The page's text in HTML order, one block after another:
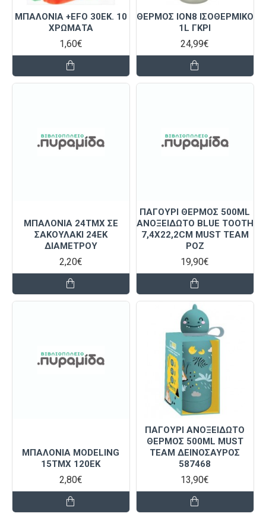
ΜΠΑΛΟΝΙΑ +EFO 30ΕΚ. 10
ΧΡΩΜΑΤΑ
1,60€
ΘΕΡΜΟΣ ΙΟΝ8 ΙΣΟΘΕΡΜΙΚΟ
1L ΓΚΡΙ
24,99€
ΜΠΑΛΟΝΙΑ 24ΤΜΧ ΣΕ
ΣΑΚΟΥΛΑΚΙ 24ΕΚ
ΔΙΑΜΕΤΡΟΥ
2,20€
ΠΑΓΟΥΡΙ ΘΕΡΜΟΣ 500ML
ΑΝΟΞΕΙΔΩΤΟ BLUE TOOTH
7,4Χ22,2CM MUST TEAM
ΡΟΖ
19,90€
ΜΠΑΛΟΝΙΑ MODELING
15ΤΜΧ 120ΕΚ
2,80€
ΠΑΓΟΥΡΙ ΑΝΟΞΕΙΔΩΤΟ
ΘΕΡΜΟΣ 500ML MUST
TEAM ΔΕΙΝΟΣΑΥΡΟΣ
587468
13,90€